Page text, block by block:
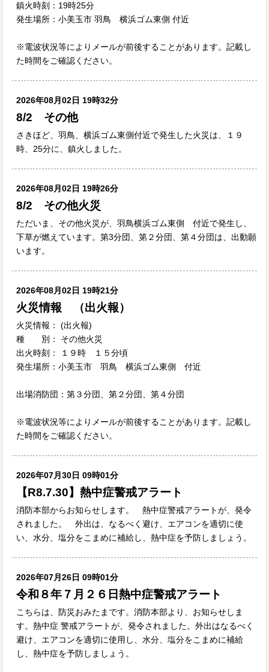
鎮火時刻：19時25分
発生場所：小美玉市 羽鳥 横浜ゴム東側 付近
※電波状況等によりメールが前後することがあります。記載し
た時間をご確認ください。
2026年08月02日 19時32分
8/2 その他
さきほど、羽鳥、横浜ゴム東側付近で発生した火災は、１９
時、25分に、鎮火しました。
2026年08月02日 19時26分
8/2 その他火災
ただいま、その他火災が、羽鳥横浜ゴム東側 付近で発生し、
下草が燃えています。第3分団、第２分団、第４分団は、出動願
います。
2026年08月02日 19時21分
火災情報 （出火報）
火災情報： (出火報)
種 別： その他火災
出火時刻： １９時 １５分頃
発生場所：小美玉市 羽鳥 横浜ゴム東側 付近
出場消防団：第３分団、第２分団、第４分団
※電波状況等によりメールが前後することがあります。記載し
た時間をご確認ください。
2026年07月30日 09時01分
【R8.7.30】熱中症警戒アラート
消防本部からお知らせします。 熱中症警戒アラートが、発令
されました。 外出は、なるべく避け、エアコンを適切に使
い、水分、塩分をこまめに補給し、熱中症を予防しましょう。
2026年07月26日 09時01分
令和８年７月２６日熱中症警戒アラート
こちらは、防災おみたまです。消防本部より、お知らせしま
す。熱中症 警戒アラートが、発令されました。外出はなるべく
避け、エアコンを適切に使用し、水分、塩分をこまめに補給
し、熱中症を予防しましょう。